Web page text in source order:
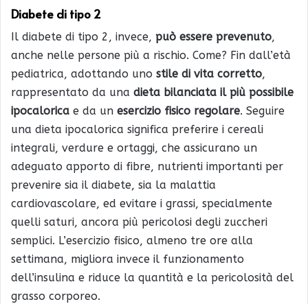
Diabete di tipo 2
Il diabete di tipo 2, invece, può essere prevenuto,
anche nelle persone più a rischio. Come? Fin dall’età
pediatrica, adottando uno stile di vita corretto,
rappresentato da una dieta bilanciata il più possibile
ipocalorica e da un esercizio fisico regolare. Seguire
una dieta ipocalorica significa preferire i cereali
integrali, verdure e ortaggi, che assicurano un
adeguato apporto di fibre, nutrienti importanti per
prevenire sia il diabete, sia la malattia
cardiovascolare, ed evitare i grassi, specialmente
quelli saturi, ancora più pericolosi degli zuccheri
semplici. L’esercizio fisico, almeno tre ore alla
settimana, migliora invece il funzionamento
dell’insulina e riduce la quantità e la pericolosità del
grasso corporeo.